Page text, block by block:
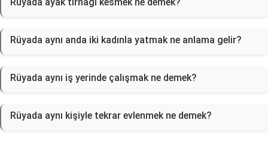
Rüyada aynı anda iki kadınla yatmak ne anlama gelir?
Rüyada aynı iş yerinde çalışmak ne demek?
Rüyada aynı kişiyle tekrar evlenmek ne demek?